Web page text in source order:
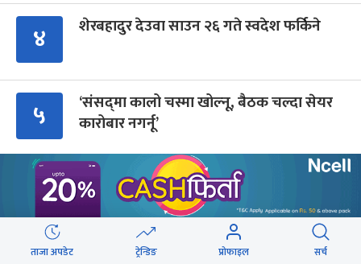
४ शेरबहादुर देउवा साउन २६ गते स्वदेश फर्किने
५
‘संसद्‍मा कालो चस्मा खोल्नू, बैठक चल्दा सेयर
कारोबार नगर्नू’
६
सुरक्षा रिपोर्ट : प्राज्ञिक आवरणमा तिब्बत पक्षीय
भाष्य निर्माणको योजना
ब्रोड पिकमा ज्यान गुमाएका युक्तको शव काठमाडौं
ताजा अपडेट ट्रेन्डिङ प्रोफाइल सर्च